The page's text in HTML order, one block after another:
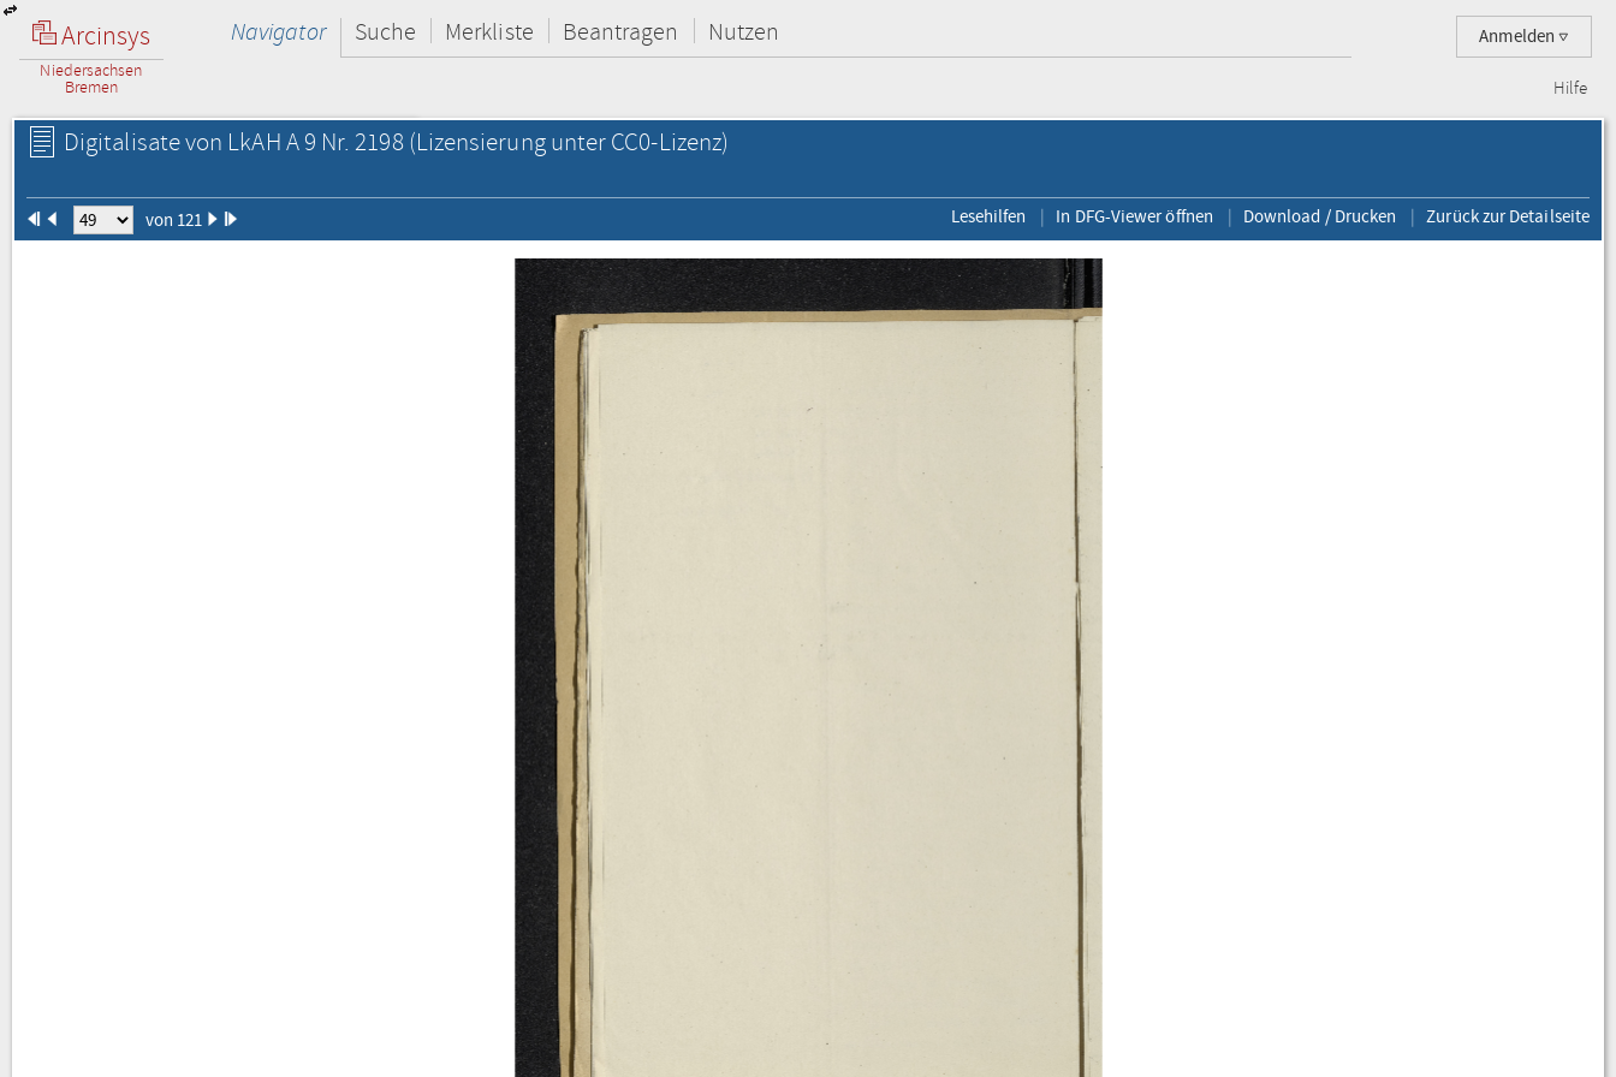
Arcinsys
Niedersachsen
Bremen
Anmelden
Navigator Suche Merkliste Beantragen Nutzen
Hilfe
Digitalisate von LkAH A 9 Nr. 2198(Lizensierung unter CC0-Lizenz)
von 121 Lesehilfen In DFG-Viewer öffnen Download / Drucken Zurück zur Detailseite